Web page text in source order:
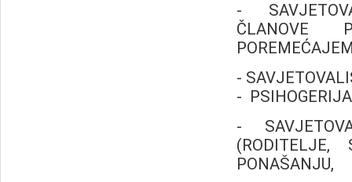
-
ČLANOVE
-
-
-
(RODITELJE,
PONAŠANJU,